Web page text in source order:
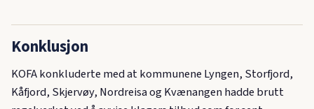
Konklusjon
KOFA konkluderte med at kommunene Lyngen, Storfjord,
Kåfjord, Skjervøy, Nordreisa og Kvænangen hadde brutt